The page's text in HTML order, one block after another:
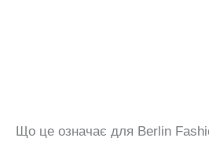
Що це означає для Berlin